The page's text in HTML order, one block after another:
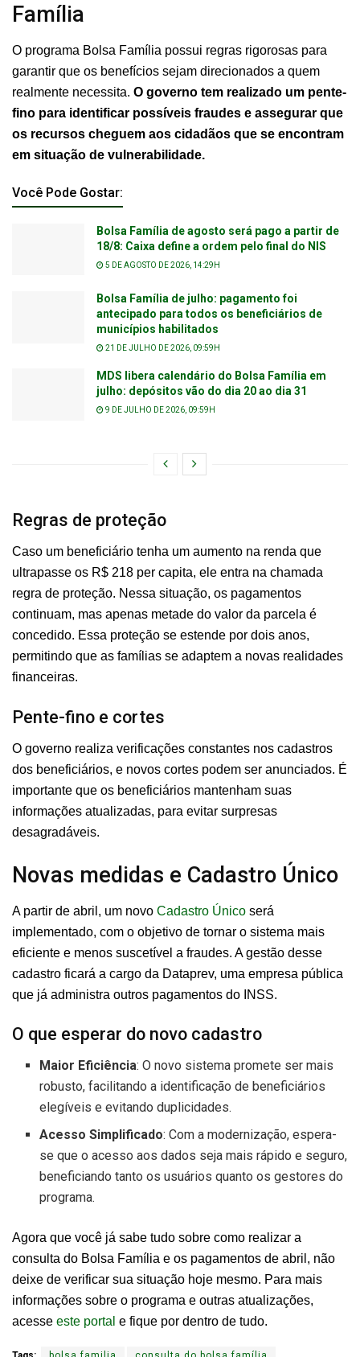
Família
O programa Bolsa Família possui regras rigorosas para
garantir que os benefícios sejam direcionados a quem
realmente necessita. O governo tem realizado um pente-
fino para identificar possíveis fraudes e assegurar que
os recursos cheguem aos cidadãos que se encontram
em situação de vulnerabilidade.
Você Pode Gostar:
Bolsa Família de agosto será pago a partir de
18/8: Caixa define a ordem pelo final do NIS
5 DE AGOSTO DE 2026, 14:29H
Bolsa Família de julho: pagamento foi
antecipado para todos os beneficiários de
municípios habilitados
21 DE JULHO DE 2026, 09:59H
MDS libera calendário do Bolsa Família em
julho: depósitos vão do dia 20 ao dia 31
9 DE JULHO DE 2026, 09:59H
Regras de proteção
Caso um beneficiário tenha um aumento na renda que
ultrapasse os R$ 218 per capita, ele entra na chamada
regra de proteção. Nessa situação, os pagamentos
continuam, mas apenas metade do valor da parcela é
concedido. Essa proteção se estende por dois anos,
permitindo que as famílias se adaptem a novas realidades
financeiras.
Pente-fino e cortes
O governo realiza verificações constantes nos cadastros
dos beneficiários, e novos cortes podem ser anunciados. É
importante que os beneficiários mantenham suas
informações atualizadas, para evitar surpresas
desagradáveis.
Novas medidas e Cadastro Único
A partir de abril, um novo Cadastro Único será
implementado, com o objetivo de tornar o sistema mais
eficiente e menos suscetível a fraudes. A gestão desse
cadastro ficará a cargo da Dataprev, uma empresa pública
que já administra outros pagamentos do INSS.
O que esperar do novo cadastro
Maior Eficiência: O novo sistema promete ser mais
robusto, facilitando a identificação de beneficiários
elegíveis e evitando duplicidades.
Acesso Simplificado: Com a modernização, espera-
se que o acesso aos dados seja mais rápido e seguro,
beneficiando tanto os usuários quanto os gestores do
programa.
Agora que você já sabe tudo sobre como realizar a
consulta do Bolsa Família e os pagamentos de abril, não
deixe de verificar sua situação hoje mesmo. Para mais
informações sobre o programa e outras atualizações,
acesse este portal e fique por dentro de tudo.